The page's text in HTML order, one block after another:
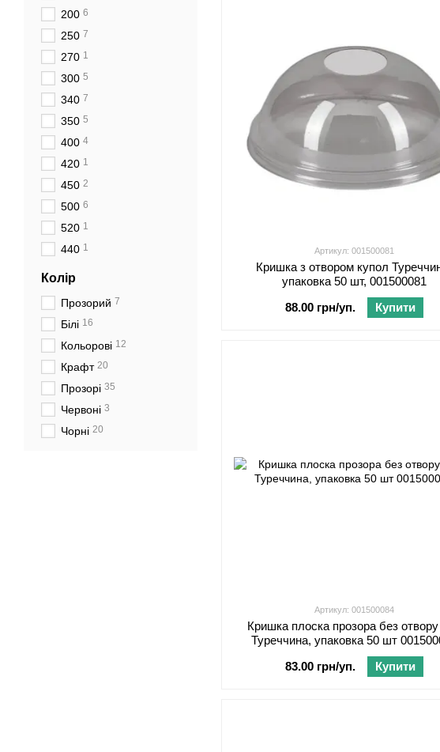
Артикул: 001500081
Кришка з отвором купол
упаковка 50 шт, 001500081
88.00 грн/уп.
Купити
Артикул: 001500084
Кришка плоска прозора без
Туреччина, упаковка 50 шт
83.00 грн/уп.
Купити
200 6
250 7
270 1
300 5
340 7
350 5
400 4
420 1
450 2
500 6
520 1
440 1
Колір
Прозорий 7
Білі 16
Кольорові 12
Крафт 20
Прозорі 35
Червоні 3
Чорні 20